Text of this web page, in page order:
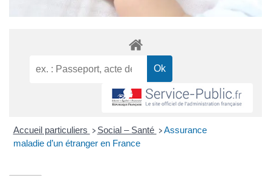
Accueil particuliers > Social – Santé > Assurance
maladie d’un étranger en France